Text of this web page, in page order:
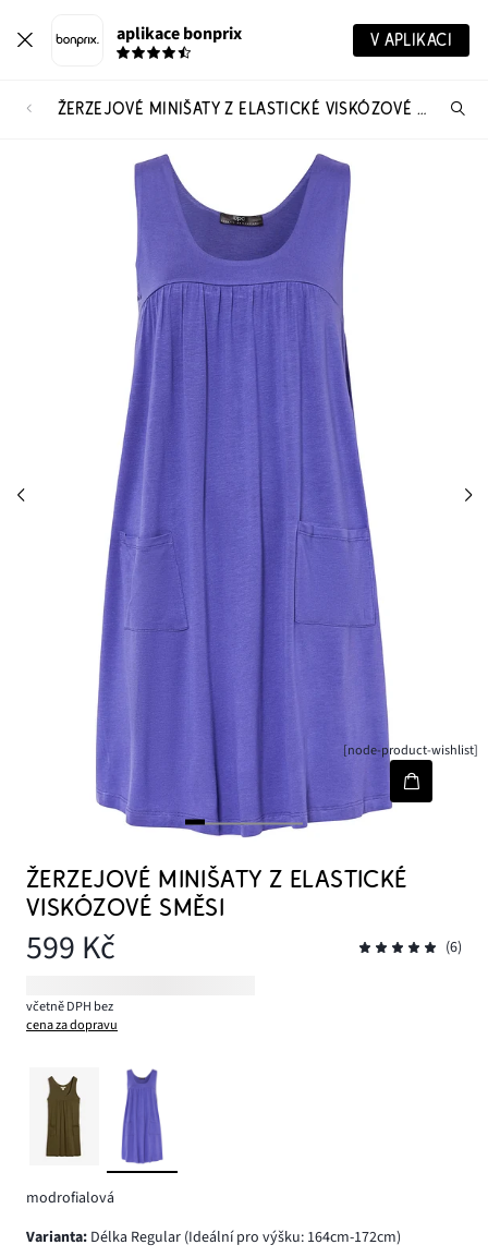
aplikace bonprix V APLIKACI
ŽERZEJOVÉ MINIŠATY Z ELASTICKÉ VISKÓZOVÉ SMĚSI
[node-product-wishlist]
ŽERZEJOVÉ MINIŠATY Z ELASTICKÉ
VISKÓZOVÉ SMĚSI
599 Kč (6)
včetně DPH bez
cena za dopravu
modrofialová
varianta: Délka Regular (Ideální pro výšku: 164cm-172cm)